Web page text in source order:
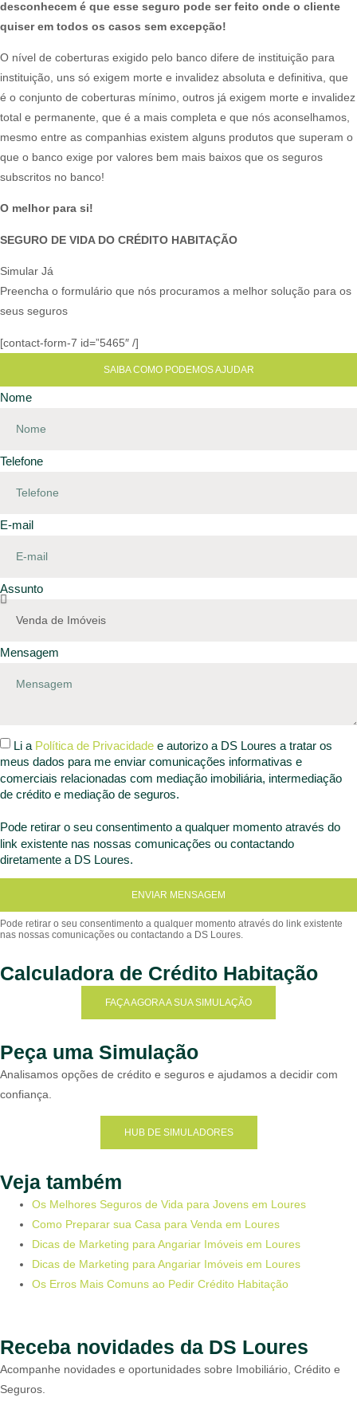
desconhecem é que esse seguro pode ser feito onde o cliente
quiser em todos os casos sem excepção!
O nível de coberturas exigido pelo banco difere de instituição para
instituição, uns só exigem morte e invalidez absoluta e definitiva, que
é o conjunto de coberturas mínimo, outros já exigem morte e invalidez
total e permanente, que é a mais completa e que nós aconselhamos,
mesmo entre as companhias existem alguns produtos que superam o
que o banco exige por valores bem mais baixos que os seguros
subscritos no banco!​
O melhor para si!
SEGURO DE VIDA DO CRÉDITO HABITAÇÃO
Simular Já
Preencha o formulário que nós procuramos a melhor solução para os
seus seguros
[contact-form-7 id=”5465″ /]
SAIBA COMO PODEMOS AJUDAR
Nome
Telefone
E-mail
Assunto
Mensagem
Li a Política de Privacidade e autorizo a DS Loures a tratar os
meus dados para me enviar comunicações informativas e
comerciais relacionadas com mediação imobiliária, intermediação
de crédito e mediação de seguros.
Pode retirar o seu consentimento a qualquer momento através do
link existente nas nossas comunicações ou contactando
diretamente a DS Loures.
ENVIAR MENSAGEM
Calculadora de Crédito Habitação
FAÇA AGORA A SUA SIMULAÇÃO
Peça uma Simulação
Analisamos opções de crédito e seguros e ajudamos a decidir com
confiança.
HUB DE SIMULADORES
Veja também
Os Melhores Seguros de Vida para Jovens em Loures
Como Preparar sua Casa para Venda em Loures
Dicas de Marketing para Angariar Imóveis em Loures
Dicas de Marketing para Angariar Imóveis em Loures
Os Erros Mais Comuns ao Pedir Crédito Habitação
Receba novidades da DS Loures
Acompanhe novidades e oportunidades sobre Imobiliário, Crédito e
Seguros.